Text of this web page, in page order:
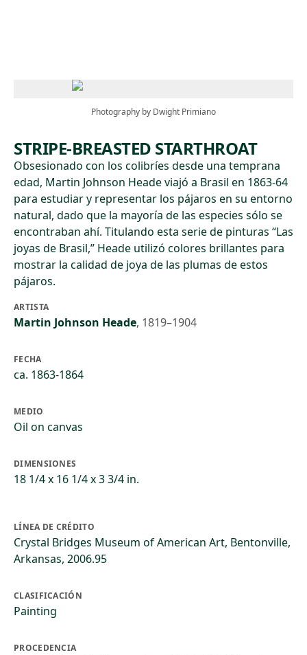
Photography by Dwight Primiano
STRIPE-BREASTED STARTHROAT
Obsesionado con los colibríes desde una temprana
edad, Martin Johnson Heade viajó a Brasil en 1863-64
para estudiar y representar los pájaros en su entorno
natural, dado que la mayoría de las especies sólo se
encontraban ahí. Titulando esta serie de pinturas “Las
joyas de Brasil,” Heade utilizó colores brillantes para
mostrar la calidad de joya de las plumas de estos
pájaros.
ARTISTA
Martin Johnson Heade, 1819–1904
FECHA
ca. 1863-1864
MEDIO
Oil on canvas
DIMENSIONES
18 1/4 x 16 1/4 x 3 3/4 in.
LÍNEA DE CRÉDITO
Crystal Bridges Museum of American Art, Bentonville,
Arkansas, 2006.95
CLASIFICACIÓN
Painting
PROCEDENCIA